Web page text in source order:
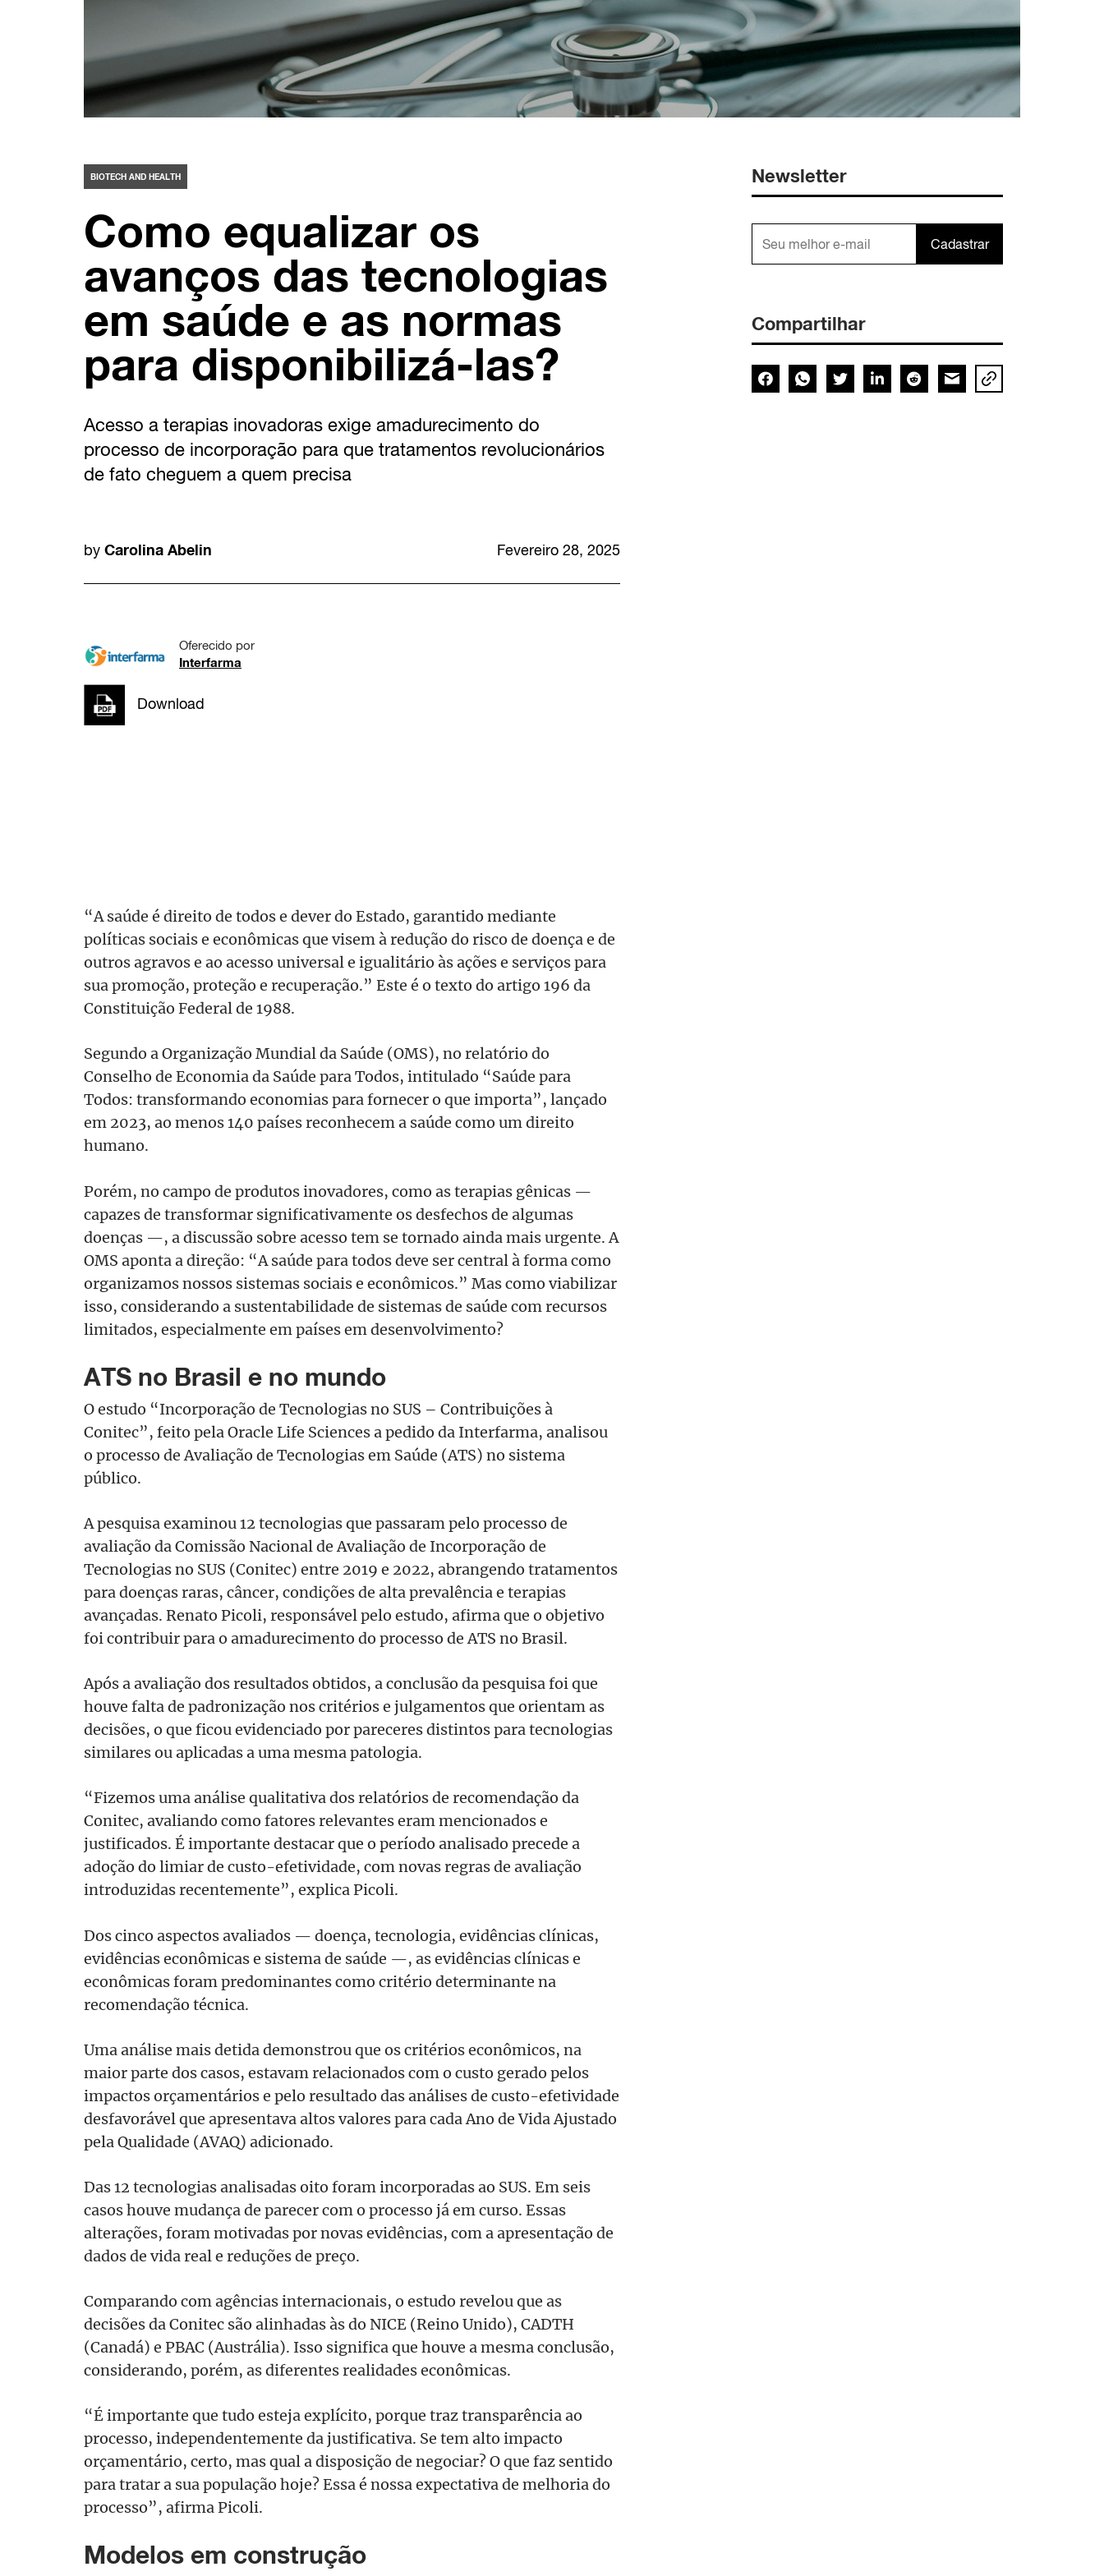
BIOTECH AND HEALTH
Como equalizar os
avanços das tecnologias
em saúde e as normas
para disponibilizá-las?
Acesso a terapias inovadoras exige amadurecimento do
processo de incorporação para que tratamentos revolucionários
de fato cheguem a quem precisa
by Carolina Abelin Fevereiro 28, 2025
Oferecido por
Interfarma
Download
“A saúde é direito de todos e dever do Estado, garantido mediante
políticas sociais e econômicas que visem à redução do risco de doença e de
outros agravos e ao acesso universal e igualitário às ações e serviços para
sua promoção, proteção e recuperação.” Este é o texto do artigo 196 da
Constituição Federal de 1988.
Segundo a Organização Mundial da Saúde (OMS), no relatório do
Conselho de Economia da Saúde para Todos, intitulado “Saúde para
Todos: transformando economias para fornecer o que importa”, lançado
em 2023, ao menos 140 países reconhecem a saúde como um direito
humano.
Porém, no campo de produtos inovadores, como as terapias gênicas —
capazes de transformar significativamente os desfechos de algumas
doenças —, a discussão sobre acesso tem se tornado ainda mais urgente. A
OMS aponta a direção: “A saúde para todos deve ser central à forma como
organizamos nossos sistemas sociais e econômicos.” Mas como viabilizar
isso, considerando a sustentabilidade de sistemas de saúde com recursos
limitados, especialmente em países em desenvolvimento?
ATS no Brasil e no mundo
O estudo “Incorporação de Tecnologias no SUS – Contribuições à
Conitec”, feito pela Oracle Life Sciences a pedido da Interfarma, analisou
o processo de Avaliação de Tecnologias em Saúde (ATS) no sistema
público.
A pesquisa examinou 12 tecnologias que passaram pelo processo de
avaliação da Comissão Nacional de Avaliação de Incorporação de
Tecnologias no SUS (Conitec) entre 2019 e 2022, abrangendo tratamentos
para doenças raras, câncer, condições de alta prevalência e terapias
avançadas. Renato Picoli, responsável pelo estudo, afirma que o objetivo
foi contribuir para o amadurecimento do processo de ATS no Brasil.
Após a avaliação dos resultados obtidos, a conclusão da pesquisa foi que
houve falta de padronização nos critérios e julgamentos que orientam as
decisões, o que ficou evidenciado por pareceres distintos para tecnologias
similares ou aplicadas a uma mesma patologia.
“Fizemos uma análise qualitativa dos relatórios de recomendação da
Conitec, avaliando como fatores relevantes eram mencionados e
justificados. É importante destacar que o período analisado precede a
adoção do limiar de custo-efetividade, com novas regras de avaliação
introduzidas recentemente”, explica Picoli.
Dos cinco aspectos avaliados — doença, tecnologia, evidências clínicas,
evidências econômicas e sistema de saúde —, as evidências clínicas e
econômicas foram predominantes como critério determinante na
recomendação técnica.
Uma análise mais detida demonstrou que os critérios econômicos, na
maior parte dos casos, estavam relacionados com o custo gerado pelos
impactos orçamentários e pelo resultado das análises de custo-efetividade
desfavorável que apresentava altos valores para cada Ano de Vida Ajustado
pela Qualidade (AVAQ) adicionado.
Das 12 tecnologias analisadas oito foram incorporadas ao SUS. Em seis
casos houve mudança de parecer com o processo já em curso. Essas
alterações, foram motivadas por novas evidências, com a apresentação de
dados de vida real e reduções de preço.
Comparando com agências internacionais, o estudo revelou que as
decisões da Conitec são alinhadas às do NICE (Reino Unido), CADTH
(Canadá) e PBAC (Austrália). Isso significa que houve a mesma conclusão,
considerando, porém, as diferentes realidades econômicas.
“É importante que tudo esteja explícito, porque traz transparência ao
processo, independentemente da justificativa. Se tem alto impacto
orçamentário, certo, mas qual a disposição de negociar? O que faz sentido
para tratar a sua população hoje? Essa é nossa expectativa de melhoria do
processo”, afirma Picoli.
Modelos em construção
Newsletter
Cadastrar
Compartilhar